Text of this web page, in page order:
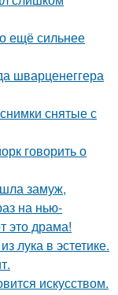
ещё сильнее
шварценеггера
снятые с
говорить о
замуж,
на нью-
это драма!
лука в эстетике.
искусством.